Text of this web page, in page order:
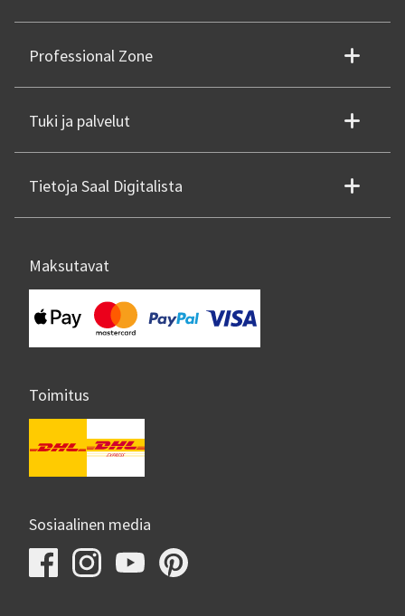
Professional Zone
Tuki ja palvelut
Tietoja Saal Digitalista
Maksutavat
Toimitus
Sosiaalinen media